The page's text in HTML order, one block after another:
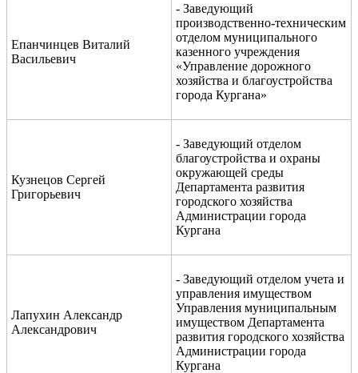
Епанчинцев Виталий
Васильевич
- Заведующий
производственно-техническим
отделом муниципального
казенного учреждения
«Управление дорожного
хозяйства и благоустройства
города Кургана»
Кузнецов Сергей
Григорьевич
- Заведующий отделом
благоустройства и охраны
окружающей среды
Департамента развития
городского хозяйства
Администрации города
Кургана
Лапухин Александр
Александрович
- Заведующий отделом учета и
управления имуществом
Управления муниципальным
имуществом Департамента
развития городского хозяйства
Администрации города
Кургана